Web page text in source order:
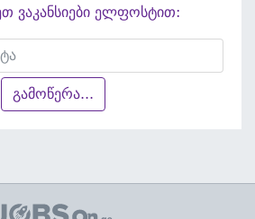
ვაკანსიები ელფოსტით:
გამოწერა...